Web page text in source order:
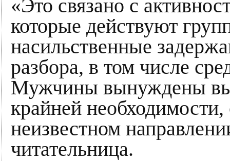
«Это связано с
которые действуют
насильственные
разбора, в том числе
Мужчины вынуждены
крайней
неизвестном
читательница.